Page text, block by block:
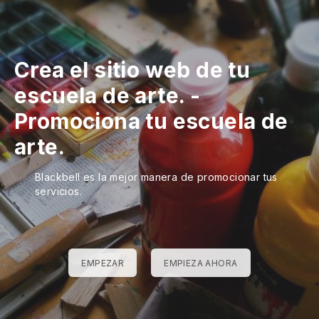
Crea el sitio web de tu
escuela de arte.-
Promociona tu escuela de
arte.
Blackbell es la mejor manera de promocionar tus
servicios.
EMPEZAR EMPIEZA AHORA